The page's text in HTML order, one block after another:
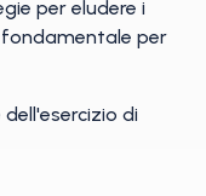
per eludere i
per
di